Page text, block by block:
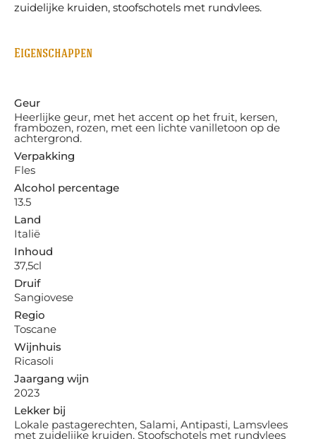
zuidelijke kruiden, stoofschotels met rundvlees.
Eigenschappen
Geur
Heerlijke geur, met het accent op het fruit, kersen,
frambozen, rozen, met een lichte vanilletoon op de
achtergrond.
Verpakking
Fles
Alcohol percentage
13.5
Land
Italië
Inhoud
37,5cl
Druif
Sangiovese
Regio
Toscane
Wijnhuis
Ricasoli
Jaargang wijn
2023
Lekker bij
Lokale pastagerechten, Salami, Antipasti, Lamsvlees
met zuidelijke kruiden, Stoofschotels met rundvlees